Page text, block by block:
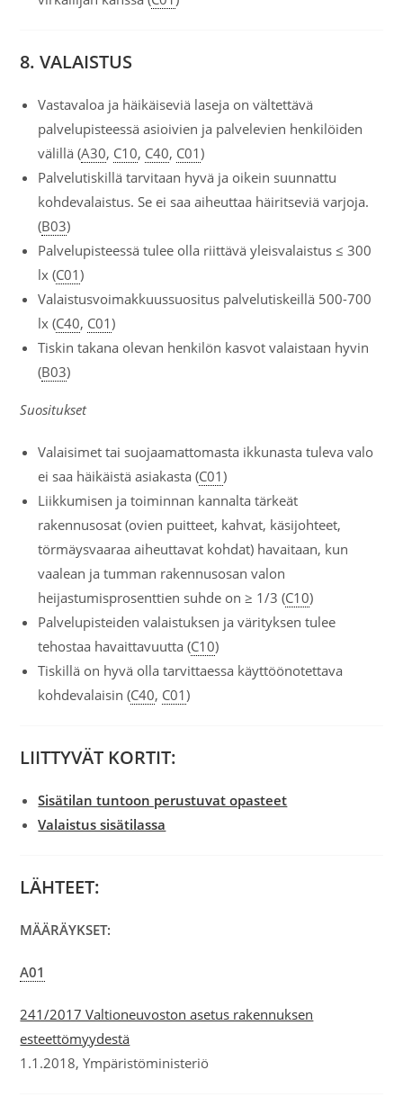
8. VALAISTUS
Vastavaloa ja häikäiseviä laseja on vältettävä
palvelupisteessä asioivien ja palvelevien henkilöiden
välillä (A30, C10, C40, C01)
Palvelutiskillä tarvitaan hyvä ja oikein suunnattu
kohdevalaistus. Se ei saa aiheuttaa häiritseviä varjoja.
(B03)
Palvelupisteessä tulee olla riittävä yleisvalaistus ≤ 300
lx (C01)
Valaistusvoimakkuussuositus palvelutiskeillä 500-700
lx (C40, C01)
Tiskin takana olevan henkilön kasvot valaistaan hyvin
(B03)
Suositukset
Valaisimet tai suojaamattomasta ikkunasta tuleva valo
ei saa häikäistä asiakasta (C01)
Liikkumisen ja toiminnan kannalta tärkeät
rakennusosat (ovien puitteet, kahvat, käsijohteet,
törmäysvaaraa aiheuttavat kohdat) havaitaan, kun
vaalean ja tumman rakennusosan valon
heijastumisprosenttien suhde on ≥ 1/3 (C10)
Palvelupisteiden valaistuksen ja värityksen tulee
tehostaa havaittavuutta (C10)
Tiskillä on hyvä olla tarvittaessa käyttöönotettava
kohdevalaisin (C40, C01)
LIITTYVÄT KORTIT:
Sisätilan tuntoon perustuvat opasteet
Valaistus sisätilassa
LÄHTEET:
MÄÄRÄYKSET:
A01
241/2017 Valtioneuvoston asetus rakennuksen
esteettömyydestä
1.1.2018, Ympäristöministeriö